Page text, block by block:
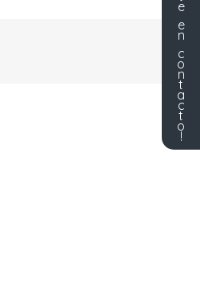
e
e
n
c
o
n
t
a
c
t
o
!